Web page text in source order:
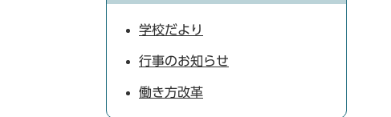
学校だより
行事のお知らせ
働き方改革